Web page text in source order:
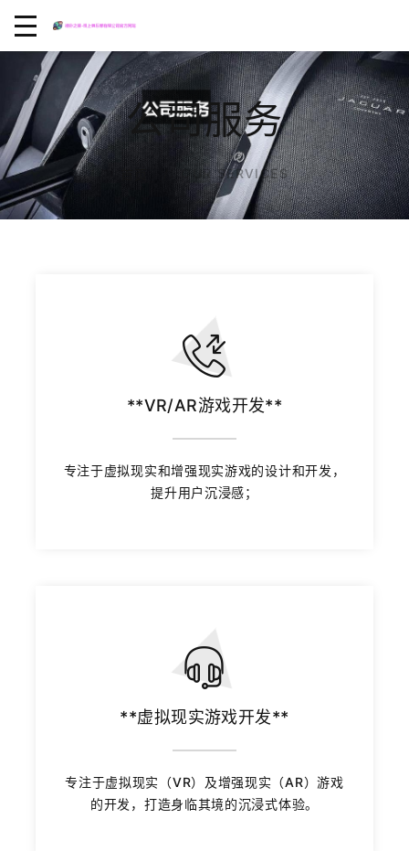
公司服务
首页 OUR SERVICES
**VR/AR游戏开发**
专注于虚拟现实和增强现实游戏的设计和开发，
提升用户沉浸感；
**虚拟现实游戏开发**
专注于虚拟现实（VR）及增强现实（AR）游戏
的开发，打造身临其境的沉浸式体验。